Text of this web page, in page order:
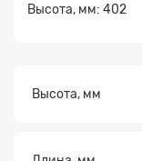
Высота, мм: 402
Высота, мм